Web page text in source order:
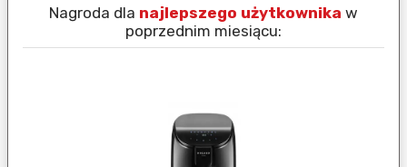
Nagroda dla najlepszego użytkownika w
poprzednim miesiącu: